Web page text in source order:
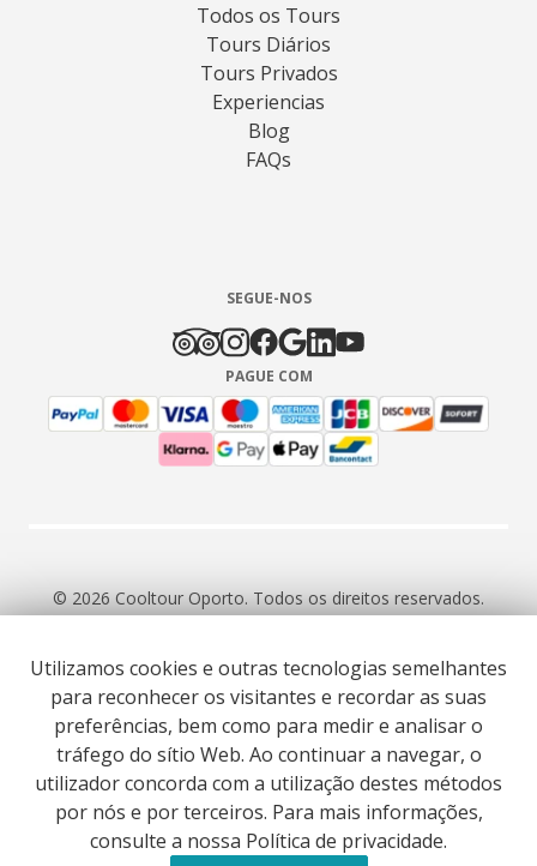
Todos os Tours
Tours Diários
Tours Privados
Experiencias
Blog
FAQs
SEGUE-NOS
PAGUE COM
© 2026 Cooltour Oporto. Todos os direitos reservados.
RNAAT 309/2015RNAVT 7055
Website co-funded by European Union’s COSME - SMP
programme executed under project ST3ER - ref. 101121592
Utilizamos cookies e outras tecnologias semelhantes
para reconhecer os visitantes e recordar as suas
preferências, bem como para medir e analisar o
tráfego do sítio Web. Ao continuar a navegar, o
utilizador concorda com a utilização destes métodos
por nós e por terceiros. Para mais informações,
consulte a nossa Política de privacidade.